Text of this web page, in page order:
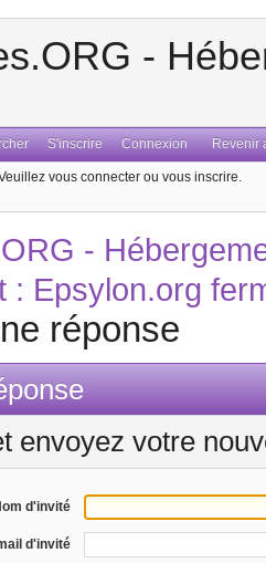
-
S'inscrire Connexion Revenir
vous connecter ou vous inscrire.
-
: Epsylon.org
réponse
envoyez votre
d'invité
d'invité